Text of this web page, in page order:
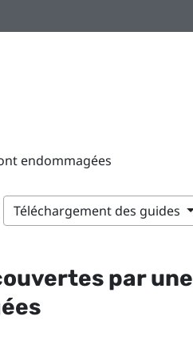
endommagées
Téléchargement des guides
par une